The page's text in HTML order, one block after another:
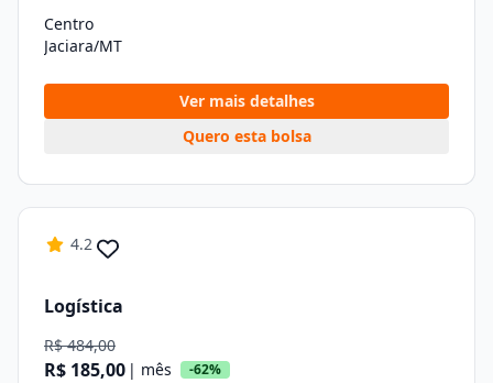
Centro
Jaciara/MT
Ver mais detalhes
Quero esta bolsa
4.2
Logística
R$ 484,00
R$ 185,00 | mês -62%